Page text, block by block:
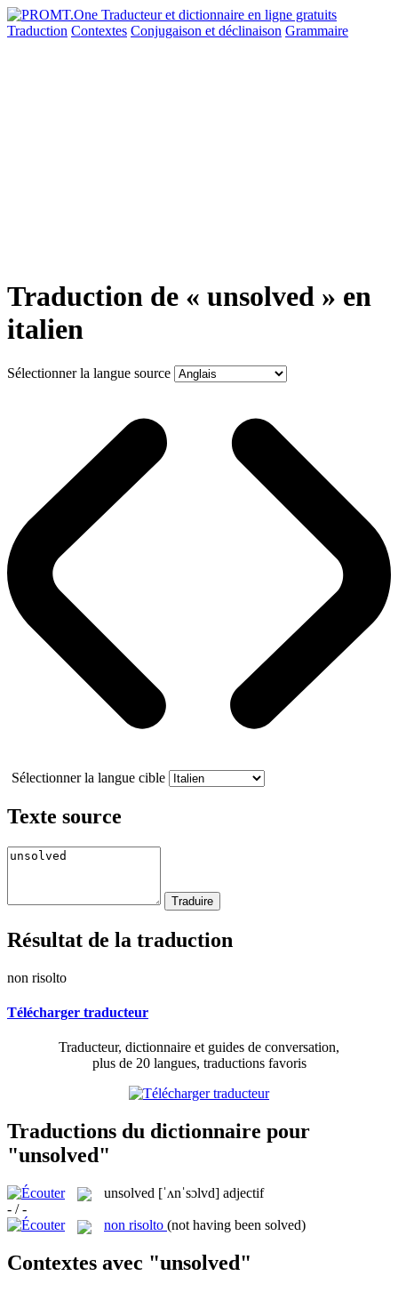
Traduction Contextes Conjugaison et déclinaison Grammaire
Traduction de « unsolved » en
italien
Sélectionner la langue source
Sélectionner la langue cible
Texte source
Résultat de la traduction
non risolto
Télécharger traducteur
Traducteur, dictionnaire et guides de conversation,
plus de 20 langues, traductions favoris
Traductions du dictionnaire pour
"unsolved"
unsolved [ˈʌnˈsɔlvd] adjectif
- / -
non risolto (not having been solved)
Contextes avec "unsolved"